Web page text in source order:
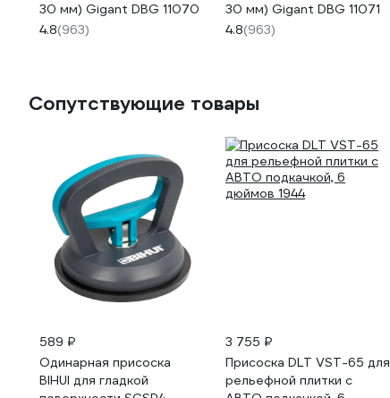
30 мм) Gigant DBG 11070
4.8(963)
30 мм) Gigant DBG 11071
4.8(963)
Сопутствующие товары
589 ₽
Одинарная присоска
BIHUI для гладкой
3 755 ₽
Присоска DLT VST-65 для
рельефной плитки с